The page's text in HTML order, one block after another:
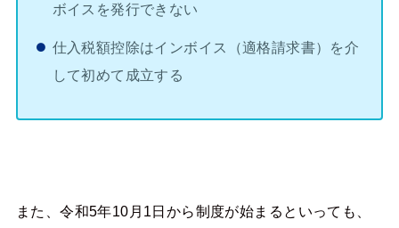
ボイスを発行できない
仕入税額控除はインボイス（適格請求書）を介
して初めて成立する
また、令和5年10月1日から制度が始まるといっても、